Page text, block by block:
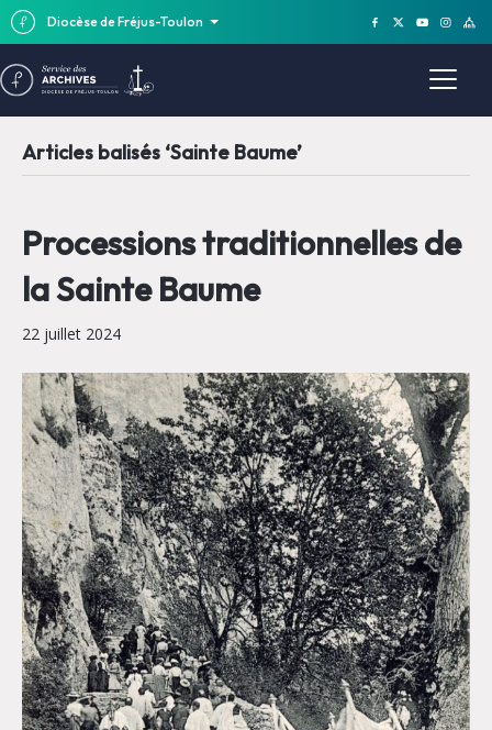
Diocèse de Fréjus-Toulon
Articles balisés ‘Sainte Baume’
Processions traditionnelles de
la Sainte Baume
22 juillet 2024